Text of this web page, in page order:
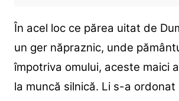
În acel loc ce părea uitat de
un ger năpraznic, unde
împotriva omului, aceste maici
la muncă silnică. Li s-a ordonat